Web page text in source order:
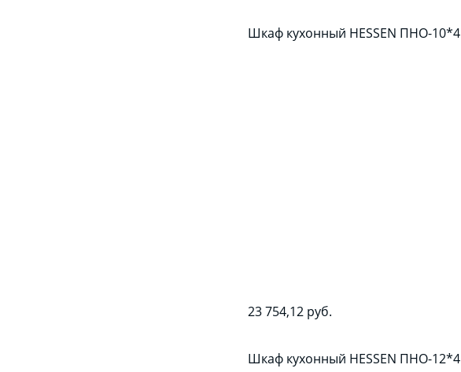
Шкаф кухонный HESSEN ПНО-10*4
23 754,12 руб.
Шкаф кухонный HESSEN ПНО-12*4